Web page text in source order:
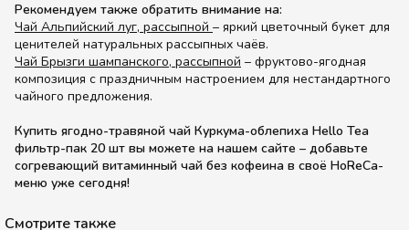
Рекомендуем также обратить внимание на:
Чай Альпийский луг, рассыпной – яркий цветочный букет для
ценителей натуральных рассыпных чаёв.
Чай Брызги шампанского, рассыпной – фруктово-ягодная
композиция с праздничным настроением для нестандартного
чайного предложения.
Купить ягодно-травяной чай Куркума-облепиха Hello Tea
фильтр-пак 20 шт вы можете на нашем сайте – добавьте
согревающий витаминный чай без кофеина в своё HoReCa-
меню уже сегодня!
Смотрите также